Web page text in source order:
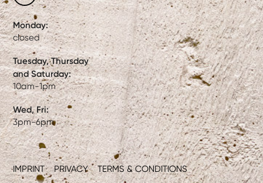
IMPRINT PRIVACY TERMS & CONDITIONS
Monday:
closed
Tuesday, Thursday
and Saturday:
10am-1pm
Wed, Fri:
3pm-6pm